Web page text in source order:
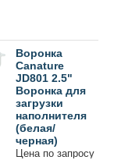
Воронка
Canature
JD801 2.5"
Воронка для
загрузки
наполнителя
(белая/
черная)
Цена по запросу